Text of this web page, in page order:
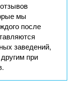
мы
после
заведений,
при